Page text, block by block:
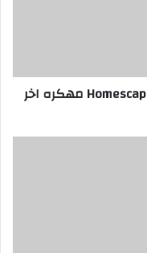
تحميل لعبه هومسكيبس 2026 Homescapes مهكره اخر